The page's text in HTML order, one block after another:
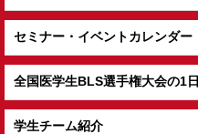
セミナー・イベントカレンダー
全国医学生BLS選手権大会の1日
学生チーム紹介